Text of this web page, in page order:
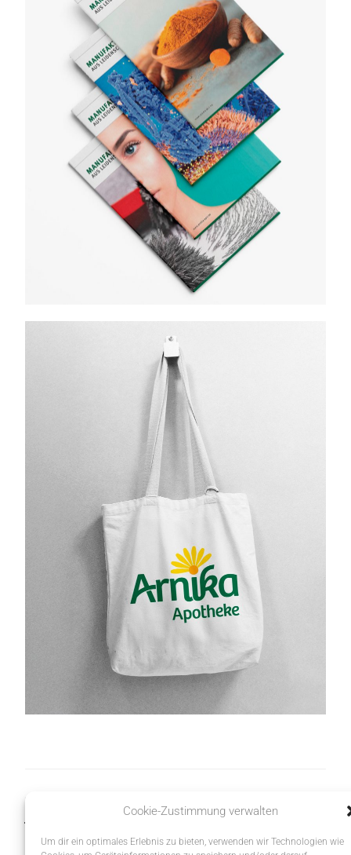
Cookie-Zustimmung verwalten
Um dir ein optimales Erlebnis zu bieten, verwenden wir Technologien wie
Präzision für
Vogel im Fokus